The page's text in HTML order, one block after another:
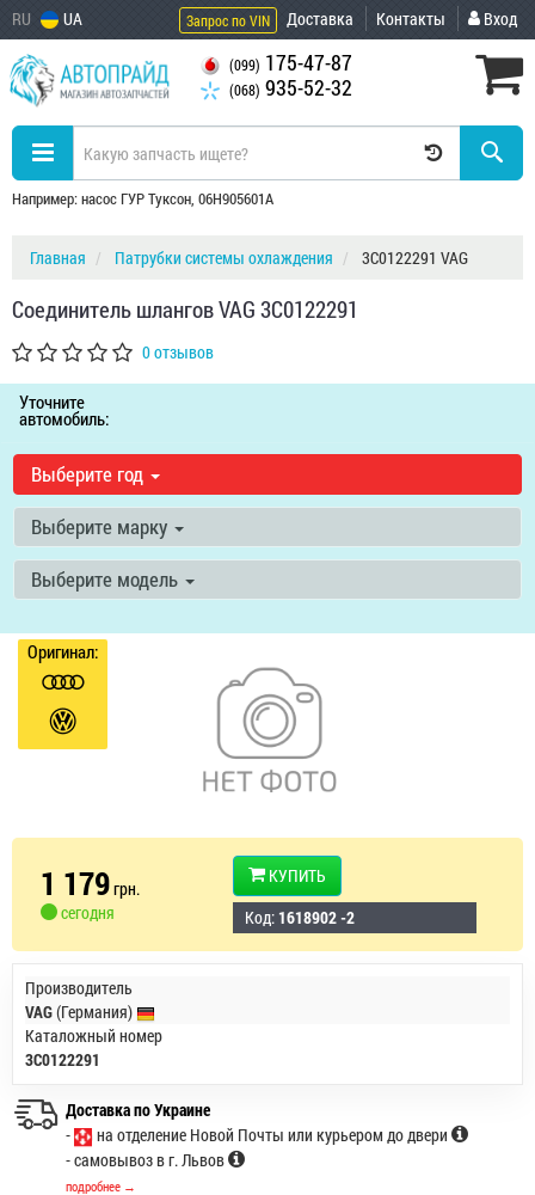
RU UA Запрос по VIN Доставка Контакты Вход
(099) 175-47-87
(068) 935-52-32
Например: насос ГУР Туксон, 06H905601A
Главная Патрубки системы охлаждения 3C0122291 VAG
Соединитель шлангов VAG 3C0122291
0 отзывов
Уточните
автомобиль:
Выберите год
Выберите марку
Выберите модель
Оригинал:
1 179грн.
сегодня
КУПИТЬ
Код: 1618902 -2
Производитель
VAG(Германия)
Каталожный номер
3C0122291
Доставка по Украине
-
на отделение Новой Почты или курьером до двери
- самовывоз в г. Львов
подробнее →